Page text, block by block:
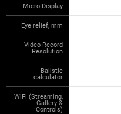
Micro Display
Eye relief, mm
Video Record
Resolution
Balistic
calculator
WiFi (Streaming,
Gallery &
Controls)